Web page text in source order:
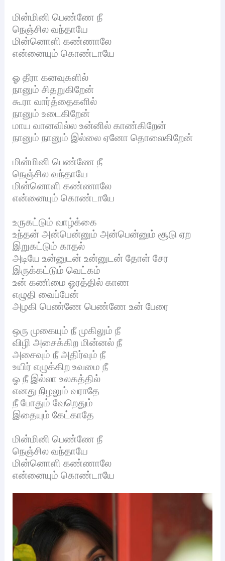
மின்மினி பெண்ணே நீ
நெஞ்சில வந்தாயே
மின்னொளி கண்ணாலே
என்னையும் கொண்டாயே
ஓ தீரா கனவுகளில்
நானும் சிதறுகிறேன்
கூரா வார்த்தைகளில்
நானும் உடைகிறேன்
மாய வானவில்ல உன்னில் காண்கிறேன்
நானும் நானும் இல்லை ஏனோ தொலைகிறேன்
மின்மினி பெண்ணே நீ
நெஞ்சில வந்தாயே
மின்னொளி கண்ணாலே
என்னையும் கொண்டாயே
உருகட்டும் வாழ்க்கை
உந்தன் அன்பென்னும் அன்பென்னும் சூடு ஏற
இறுகட்டும் காதல்
அடியே உன்னுடன் உன்னுடன் தோள் சேர
இருக்கட்டும் வெட்கம்
உன் கணிமை ஓரத்தில் காண
எழுதி வைப்பேன்
அழகி பெண்ணே பெண்ணே உன் பேரை
ஒரு முகையும் நீ முகிலும் நீ
விழி அசைக்கிற மின்னல் நீ
அசைவும் நீ அதிர்வும் நீ
உயிர் எழுக்கிற உவமை நீ
ஓ நீ இல்லா உலகத்தில்
எனது நிழலும் வராதே
நீ போதும் வேறெதும்
இதையும் கேட்காதே
மின்மினி பெண்ணே நீ
நெஞ்சில வந்தாயே
மின்னொளி கண்ணாலே
என்னையும் கொண்டாயே